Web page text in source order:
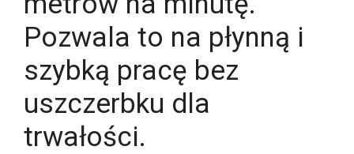
Pozwala to na płynną i
szybką pracę bez
uszczerbku dla
trwałości.